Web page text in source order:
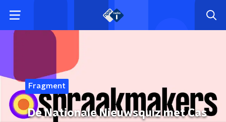
Fragment
De Nationale Nieuwsquiz met Cas